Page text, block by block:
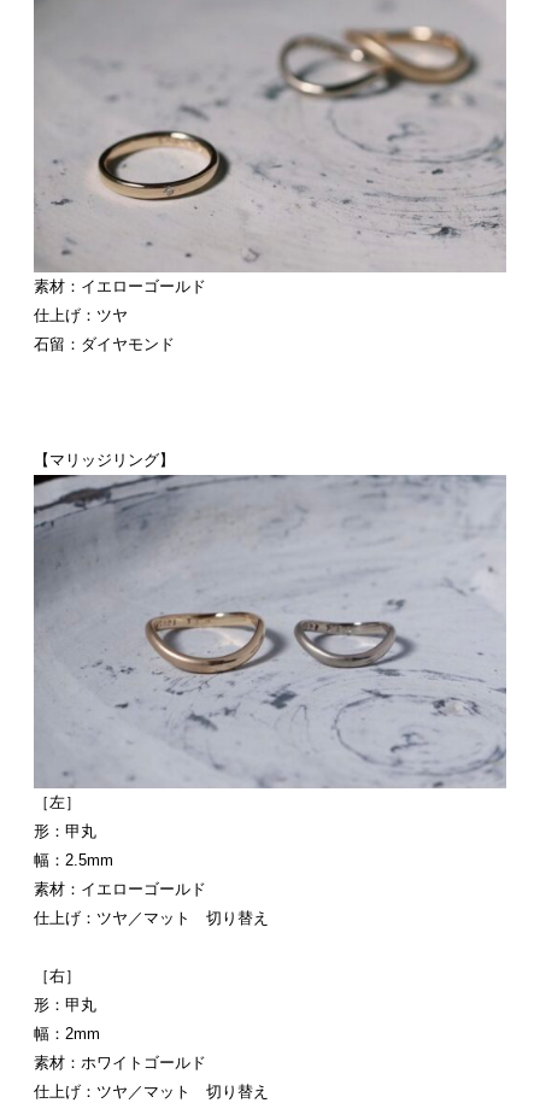
素材：イエローゴールド
仕上げ：ツヤ
石留：ダイヤモンド
【マリッジリング】
［左］
形：甲丸
幅：2.5mm
素材：イエローゴールド
仕上げ：ツヤ／マット 切り替え
［右］
形：甲丸
幅：2mm
素材：ホワイトゴールド
仕上げ：ツヤ／マット 切り替え